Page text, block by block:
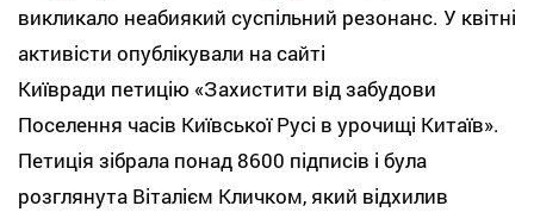
викликало неабиякий суспільний резонанс. У квітні
активісти опублікували на сайті
Київради петицію «Захистити від забудови
Поселення часів Київської Русі в урочищі Китаїв».
Петиція зібрала понад 8600 підписів і була
розглянута Віталієм Кличком, який відхилив